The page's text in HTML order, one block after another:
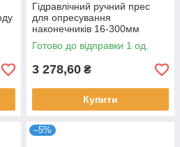
Гідравлічний ручний прес
для опресування
наконечників 16-300мм
Hoegert HT1P169, кліщі для
обтиску універсальні
Готово до відправки 1 од.
3 278,60 ₴
Купити
–5%